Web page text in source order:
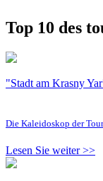
Top 10 des
"Stadt am Krasny
Die Kaleidoskop der
Lesen Sie weiter >>